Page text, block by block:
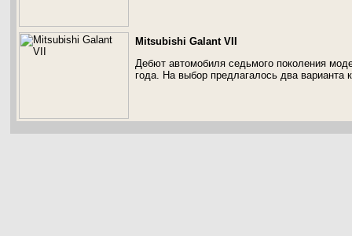
Mitsubishi Galant VII
Дебют автомобиля седьмого поколения
года. На выбор предлагалось два варианта